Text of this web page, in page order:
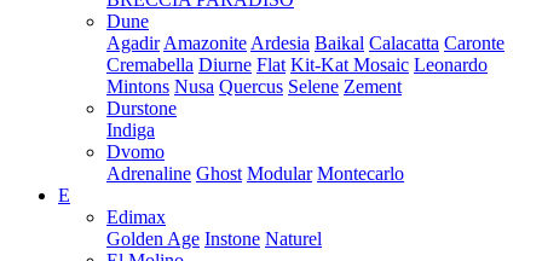
Dune
Agadir Amazonite Ardesia Baikal Calacatta Caronte
Cremabella Diurne Flat Kit-Kat Mosaic Leonardo
Mintons Nusa Quercus Selene Zement
Durstone
Indiga
Dvomo
Adrenaline Ghost Modular Montecarlo
E
Edimax
Golden Age Instone Naturel